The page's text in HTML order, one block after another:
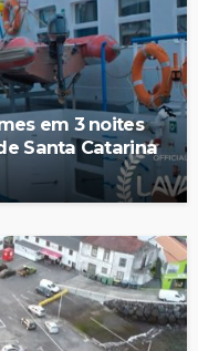
em 3 noites
Santa Catarina